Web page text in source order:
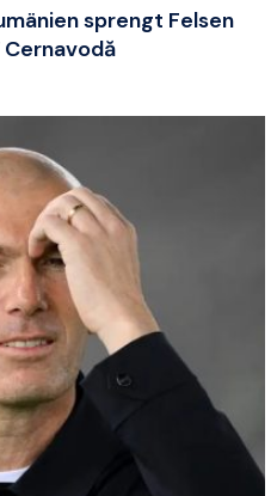
sprengt Felsen
Cernavodă